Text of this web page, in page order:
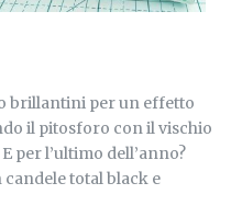
brillantini per un effetto
il pitosforo con il vischio
per l’ultimo dell’anno?
total black e